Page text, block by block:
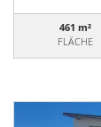
461 m²
FLÄCHE